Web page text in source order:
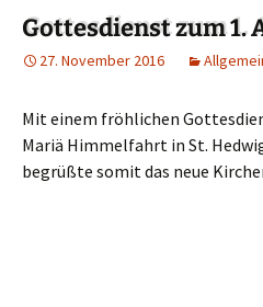
Gottesdienst zum 1.
27. November 2016
Mit einem fröhlichen
Mariä Himmelfahrt in St.
begrüßte somit das neue